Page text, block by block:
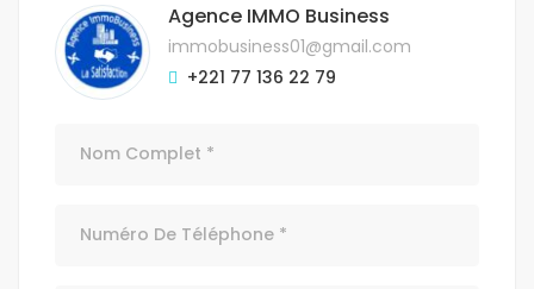
Agence IMMO Business
immobusiness01@gmail.com
+221 77 136 22 79